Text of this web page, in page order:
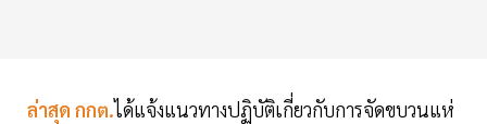
ล่าสุด กกต.ได้แจ้งแนวทางปฏิบัติเกี่ยวกับการจัดขบวนแห่